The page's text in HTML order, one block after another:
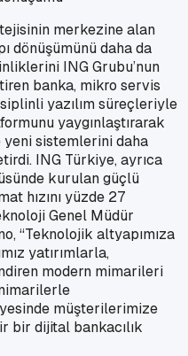
merkezine alan
dönüşümünü daha da
ING Grubu’nun
banka, mikro servis
yazılım süreçleriyle
yaygınlaştırarak
yeni sistemlerini daha
ING Türkiye, ayrıca
kurulan güçlü
hızını yüzde 27
Genel Müdür
“Teknolojik altyapımıza
yatırımlarla,
modern mimarileri
müşterilerimize
bir dijital bankacılık